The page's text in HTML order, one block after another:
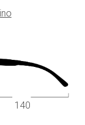
140